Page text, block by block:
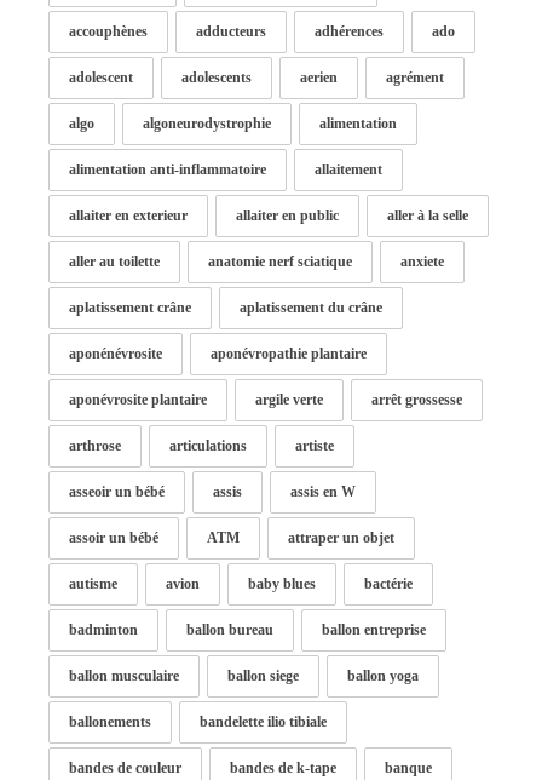
accouphènes adducteurs adhérences ado
adolescent adolescents aerien agrément
algo algoneurodystrophie alimentation
alimentation anti-inflammatoire allaitement
allaiter en exterieur allaiter en public aller à la selle
aller au toilette anatomie nerf sciatique anxiete
aplatissement crâne aplatissement du crâne
aponénévrosite aponévropathie plantaire
aponévrosite plantaire argile verte arrêt grossesse
arthrose articulations artiste
asseoir un bébé assis assis en W
assoir un bébé ATM attraper un objet
autisme avion baby blues bactérie
badminton ballon bureau ballon entreprise
ballon musculaire ballon siege ballon yoga
ballonements bandelette ilio tibiale
bandes de couleur bandes de k-tape banque